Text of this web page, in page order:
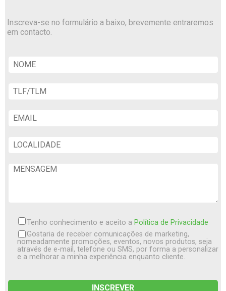
Inscreva-se no formulário a baixo, brevemente entraremos
em contacto.
Tenho conhecimento e aceito a Política de Privacidade
Gostaria de receber comunicações de marketing,
nomeadamente promoções, eventos, novos produtos, seja
através de e-mail, telefone ou SMS, por forma a personalizar
e a melhorar a minha experiência enquanto cliente.